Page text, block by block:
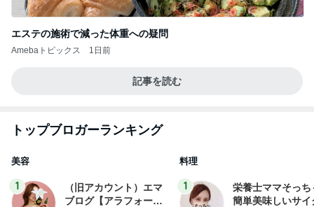
エステの施術で減った体重への疑問
Amebaトピックス 1日前
記事を読む
トップブロガーランキング
美容
1
（旧アカウント）エマ
ブログ【アラフォー会
料理
1
栄養士ママそっち
簡単美味しいサイ